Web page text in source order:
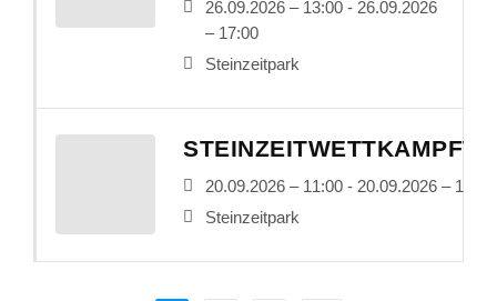
26.09.2026 – 13:00 - 26.09.2026
– 17:00
Steinzeitpark
20.09.2026 – 11:00 - 20.09.2026 – 17:00
Steinzeitpark